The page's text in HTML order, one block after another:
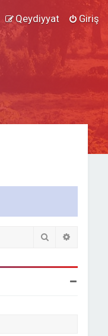
Giriş
Qeydiyyat
Axtar